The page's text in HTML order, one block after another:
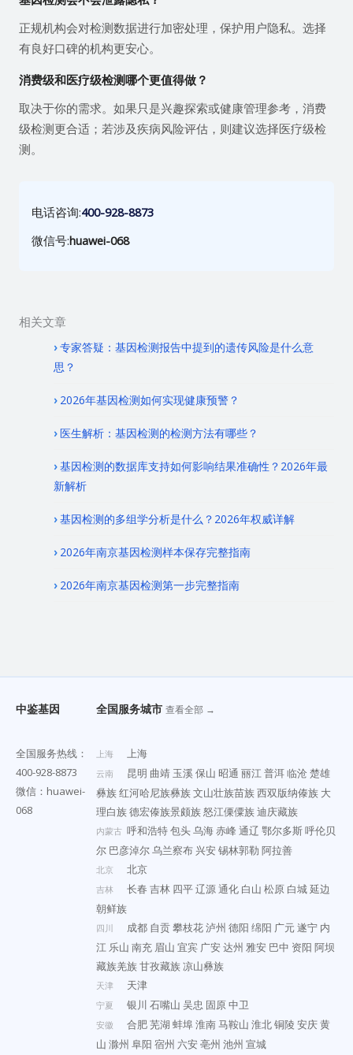
正规机构会对检测数据进行加密处理，保护用户隐私。选择
有良好口碑的机构更安心。
消费级和医疗级检测哪个更值得做？
取决于你的需求。如果只是兴趣探索或健康管理参考，消费
级检测更合适；若涉及疾病风险评估，则建议选择医疗级检
测。
电话咨询:400-928-8873
微信号:huawei-068
相关文章
专家答疑：基因检测报告中提到的遗传风险是什么意
思？
2026年基因检测如何实现健康预警？
医生解析：基因检测的检测方法有哪些？
基因检测的数据库支持如何影响结果准确性？2026年最
新解析
基因检测的多组学分析是什么？2026年权威详解
2026年南京基因检测样本保存完整指南
2026年南京基因检测第一步完整指南
中鉴基因
全国服务热线：
400-928-8873
微信：huawei-
068
全国服务城市 查看全部 →
上海 上海
云南 昆明 曲靖 玉溪保山 昭通 丽江普洱临沧楚雄
彝族红河哈尼族彝族文山壮族苗族西双版纳傣族 大
理白族德宏傣族景颇族怒江傈僳族迪庆藏族
内蒙古 呼和浩特包头乌海赤峰通辽 鄂尔多斯呼伦贝
尔 巴彦淖尔乌兰察布 兴安锡林郭勒 阿拉善
北京 北京
吉林 长春 吉林 四平辽源通化 白山 松原 白城延边
朝鲜族
四川 成都 自贡攀枝花泸州 德阳 绵阳 广元遂宁 内
江 乐山 南充 眉山 宜宾 广安达州 雅安 巴中 资阳 阿坝
藏族羌族甘孜藏族凉山彝族
天津 天津
宁夏 银川 石嘴山 吴忠 固原中卫
安徽 合肥芜湖 蚌埠淮南马鞍山 淮北铜陵 安庆黄
山 滁州 阜阳 宿州 六安亳州 池州 宣城